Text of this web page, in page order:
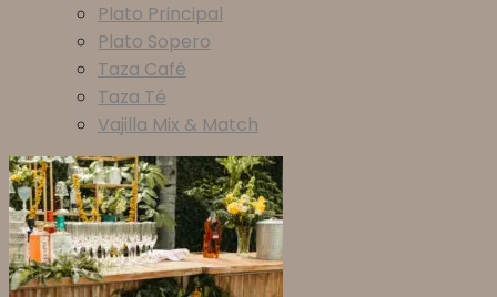
Plato Principal
Plato Sopero
Taza Café
Taza Té
Vajilla Mix & Match